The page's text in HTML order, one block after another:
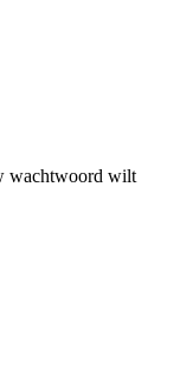
wachtwoord wilt